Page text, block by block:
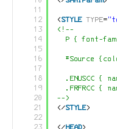
11
12
13
14
15
16
17
18
19
20
21
22
<STYLE TYPE=
<!--
P { font-
#Source
.ENUSCC {
.FRFRCC {
-->
</STYLE>